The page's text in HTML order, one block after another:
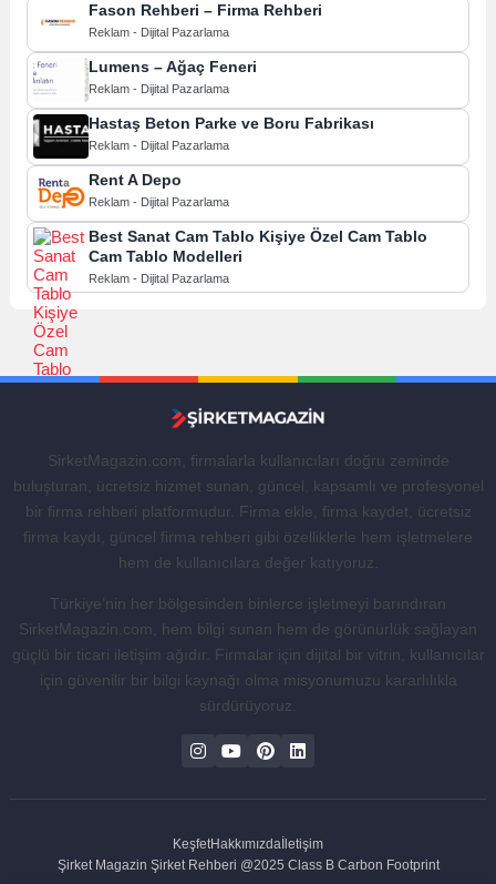
Fason Rehberi – Firma Rehberi
Reklam - Dijital Pazarlama
Lumens – Ağaç Feneri
Reklam - Dijital Pazarlama
Hastaş Beton Parke ve Boru Fabrikası
Reklam - Dijital Pazarlama
Rent A Depo
Reklam - Dijital Pazarlama
Best Sanat Cam Tablo Kişiye Özel Cam Tablo
Cam Tablo Modelleri
Reklam - Dijital Pazarlama
SirketMagazin.com, firmalarla kullanıcıları doğru zeminde
buluşturan, ücretsiz hizmet sunan, güncel, kapsamlı ve profesyonel
bir firma rehberi platformudur. Firma ekle, firma kaydet, ücretsiz
firma kaydı, güncel firma rehberi gibi özelliklerle hem işletmelere
hem de kullanıcılara değer katıyoruz.
Türkiye’nin her bölgesinden binlerce işletmeyi barındıran
SirketMagazin.com, hem bilgi sunan hem de görünürlük sağlayan
güçlü bir ticari iletişim ağıdır. Firmalar için dijital bir vitrin, kullanıcılar
için güvenilir bir bilgi kaynağı olma misyonumuzu kararlılıkla
sürdürüyoruz.
KeşfetHakkımızda İletişim
Şirket Magazin Şirket Rehberi @2025 Class B Carbon Footprint